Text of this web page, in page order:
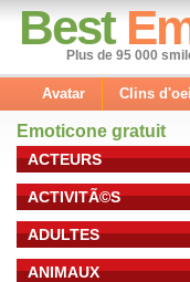
Best
Plus de 95 000
Avatar Clins d'oeil
Emoticone gratuit
ACTEURS
ACTIVITÃ©S
ADULTES
ANIMAUX